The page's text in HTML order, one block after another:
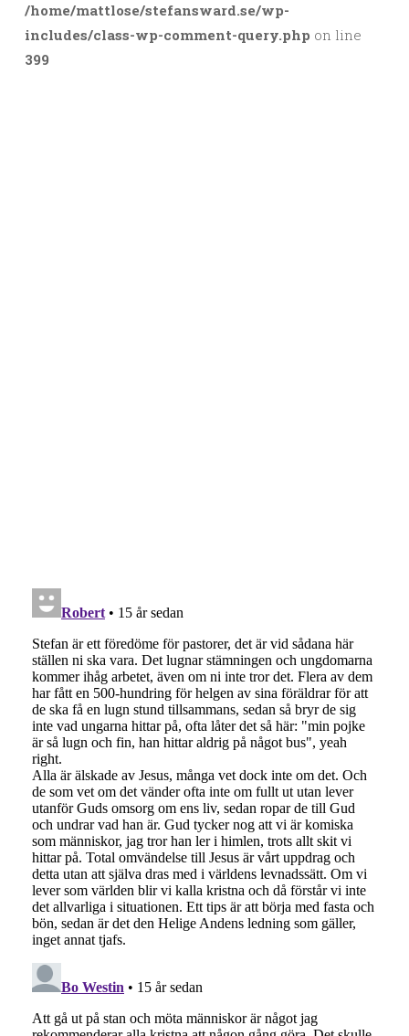
/home/mattlose/stefansward.se/wp-
includes/class-wp-comment-query.php on line
399